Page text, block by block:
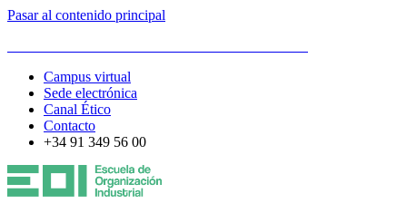
Pasar al contenido principal
Campus virtual
Sede electrónica
Canal Ético
Contacto
+34 91 349 56 00